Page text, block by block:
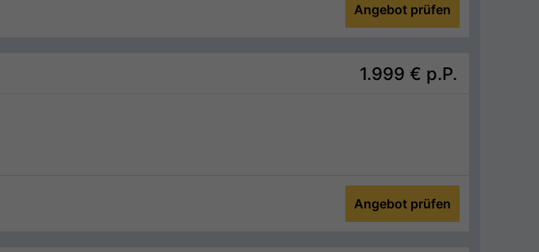
Angebot prüfen
1.999 € p.P.
Angebot prüfen